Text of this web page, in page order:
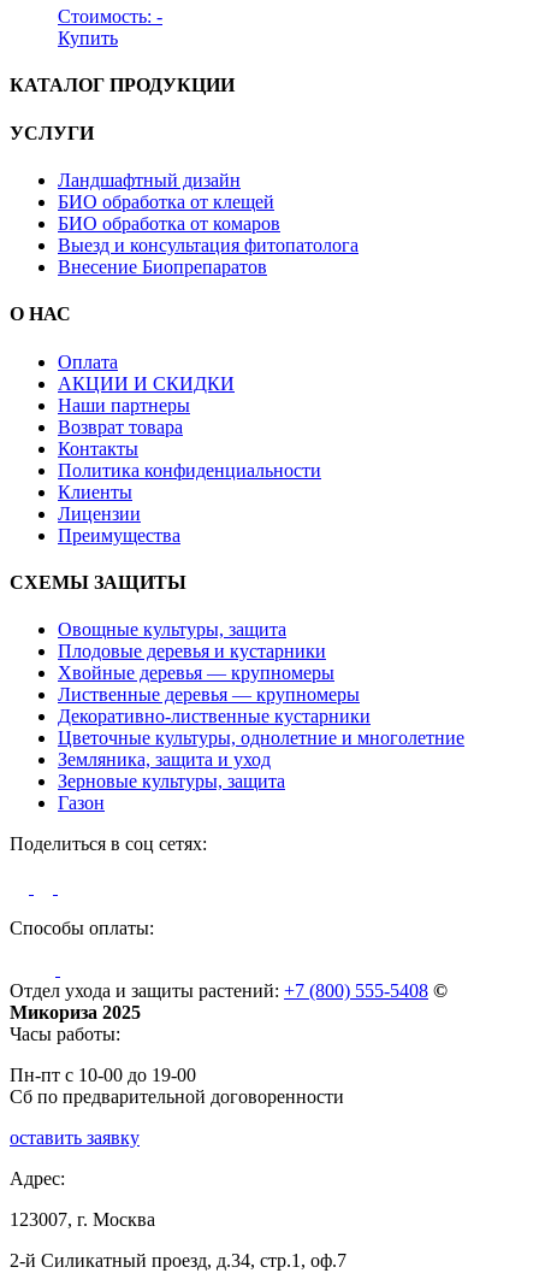
Стоимость: -
Купить
КАТАЛОГ ПРОДУКЦИИ
УСЛУГИ
Ландшафтный дизайн
БИО обработка от клещей
БИО обработка от комаров
Выезд и консультация фитопатолога
Внесение Биопрепаратов
О НАС
Оплата
АКЦИИ И СКИДКИ
Наши партнеры
Возврат товара
Контакты
Политика конфиденциальности
Клиенты
Лицензии
Преимущества
СХЕМЫ ЗАЩИТЫ
Овощные культуры, защита
Плодовые деревья и кустарники
Хвойные деревья — крупномеры
Лиственные деревья — крупномеры
Декоративно-лиственные кустарники
Цветочные культуры, однолетние и многолетние
Земляника, защита и уход
Зерновые культуры, защита
Газон
Поделиться в соц сетях:
Способы оплаты:
Отдел ухода и защиты растений: +7 (800) 555-5408 ©
Микориза 2025
Часы работы:
Пн-пт с 10-00 до 19-00
Сб по предварительной договоренности
оставить заявку
Адрес:
123007, г. Москва
2-й Силикатный проезд, д.34, стр.1, оф.7